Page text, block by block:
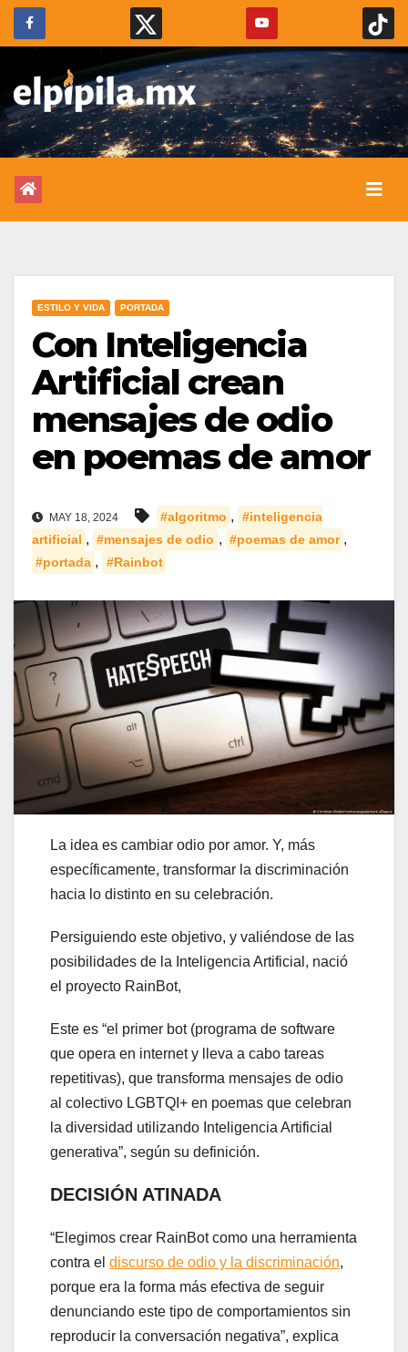
ESTILO Y VIDA PORTADA
Con Inteligencia
Artificial crean
mensajes de odio
en poemas de amor
MAY 18, 2024 #algoritmo ,
#inteligencia
artificial , #mensajes de odio , #poemas de amor ,
#portada , #Rainbot
La idea es cambiar odio por amor. Y, más
específicamente, transformar la discriminación
hacia lo distinto en su celebración.
Persiguiendo este objetivo, y valiéndose de las
posibilidades de la Inteligencia Artificial, nació
el proyecto RainBot,
Este es “el primer bot (programa de software
que opera en internet y lleva a cabo tareas
repetitivas), que transforma mensajes de odio
al colectivo LGBTQI+ en poemas que celebran
la diversidad utilizando Inteligencia Artificial
generativa”, según su definición.
DECISIÓN ATINADA
“Elegimos crear RainBot como una herramienta
contra el discurso de odio y la discriminación,
porque era la forma más efectiva de seguir
denunciando este tipo de comportamientos sin
reproducir la conversación negativa”, explica